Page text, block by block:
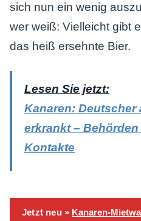
sich nun ein wenig
wer weiß: Vielleicht gibt
das heiß ersehnte Bier.
Lesen Sie jetzt:
Kanaren: Deutscher
erkrankt –
Kontakte
Jetzt neu » Kanaren-